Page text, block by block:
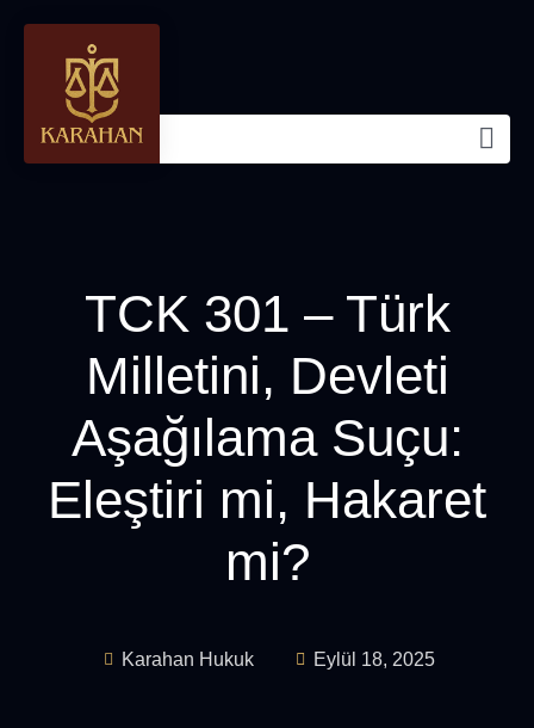
TCK 301 – Türk
Milletini, Devleti
Aşağılama Suçu:
Eleştiri mi, Hakaret
mi?
Karahan Hukuk Eylül 18, 2025